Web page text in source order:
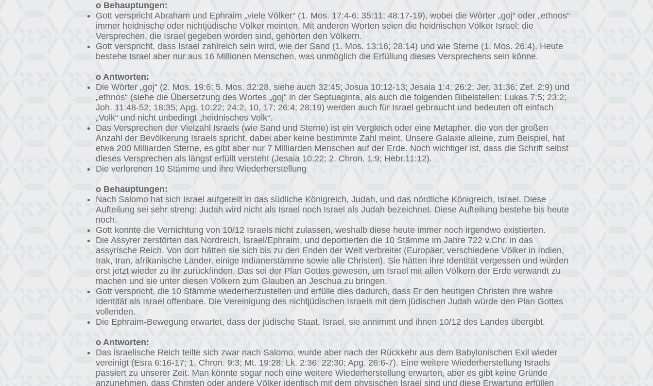
o Behauptungen:
Gott verspricht Abraham und Ephraim „viele Völker“ (1. Mos. 17:4-6; 35:11; 48:17-19), wobei die Wörter „goj“ oder „ethnos“
immer heidnische oder nichtjüdische Völker meinten. Mit anderen Worten seien die heidnischen Völker Israel; die
Versprechen, die Israel gegeben worden sind, gehörten den Völkern.
Gott verspricht, dass Israel zahlreich sein wird, wie der Sand (1. Mos. 13:16; 28:14) und wie Sterne (1. Mos. 26:4). Heute
bestehe Israel aber nur aus 16 Millionen Menschen, was unmöglich die Erfüllung dieses Versprechens sein könne.
o Antworten:
Die Wörter „goj“ (2. Mos. 19:6; 5. Mos. 32:28, siehe auch 32:45; Josua 10:12-13; Jesaia 1:4; 26:2; Jer. 31:36; Zef. 2:9) und
„ethnos“ (siehe die Übersetzung des Wortes „goj“ in der Septuaginta, als auch die folgenden Bibelstellen: Lukas 7:5; 23:2;
Joh. 11:48-52; 18:35; Apg. 10:22; 24:2, 10, 17; 26:4; 28:19) werden auch für Israel gebraucht und bedeuten oft einfach
„Volk“ und nicht unbedingt „heidnisches Volk“.
Das Versprechen der Vielzahl Israels (wie Sand und Sterne) ist ein Vergleich oder eine Metapher, die von der großen
Anzahl der Bevölkerung Israels spricht, dabei aber keine bestimmte Zahl meint. Unsere Galaxie alleine, zum Beispiel, hat
etwa 200 Milliarden Sterne, es gibt aber nur 7 Milliarden Menschen auf der Erde. Noch wichtiger ist, dass die Schrift selbst
dieses Versprechen als längst erfüllt versteht (Jesaia 10:22; 2. Chron. 1:9; Hebr.11:12).
Die verlorenen 10 Stämme und ihre Wiederherstellung
o Behauptungen:
Nach Salomo hat sich Israel aufgeteilt in das südliche Königreich, Judah, und das nördliche Königreich, Israel. Diese
Aufteilung sei sehr streng: Judah wird nicht als Israel noch Israel als Judah bezeichnet. Diese Aufteilung bestehe bis heute
noch.
Gott konnte die Vernichtung von 10/12 Israels nicht zulassen, weshalb diese heute immer noch irgendwo existierten.
Die Assyrer zerstörten das Nordreich, Israel/Ephraim, und deportierten die 10 Stämme im Jahre 722 v.Chr. in das
assyrische Reich. Von dort hätten sie sich bis zu den Enden der Welt verbreitet (Europäer, verschiedene Völker in Indien,
Irak, Iran, afrikanische Länder, einige Indianerstämme sowie alle Christen). Sie hätten ihre Identität vergessen und würden
erst jetzt wieder zu ihr zurückfinden. Das sei der Plan Gottes gewesen, um Israel mit allen Völkern der Erde verwandt zu
machen und sie unter diesen Völkern zum Glauben an Jeschua zu bringen.
Gott verspricht, die 10 Stämme wiederherzustellen und erfülle dies dadurch, dass Er den heutigen Christen ihre wahre
Identität als Israel offenbare. Die Vereinigung des nichtjüdischen Israels mit dem jüdischen Judah würde den Plan Gottes
vollenden.
Die Ephraim-Bewegung erwartet, dass der jüdische Staat, Israel, sie annimmt und ihnen 10/12 des Landes übergibt.
o Antworten:
Das israelische Reich teilte sich zwar nach Salomo, wurde aber nach der Rückkehr aus dem Babylonischen Exil wieder
vereinigt (Esra 6:16-17; 1. Chron. 9:3; Mt. 19:28; Lk. 2:36; 22:30; Apg. 26:6-7). Eine weitere Wiederherstellung Israels
passiert zu unserer Zeit. Man könnte sogar noch eine weitere Wiederherstellung erwarten, aber es gibt keine Gründe
anzunehmen, dass Christen oder andere Völker identisch mit dem physischen Israel sind und diese Erwartung erfüllen